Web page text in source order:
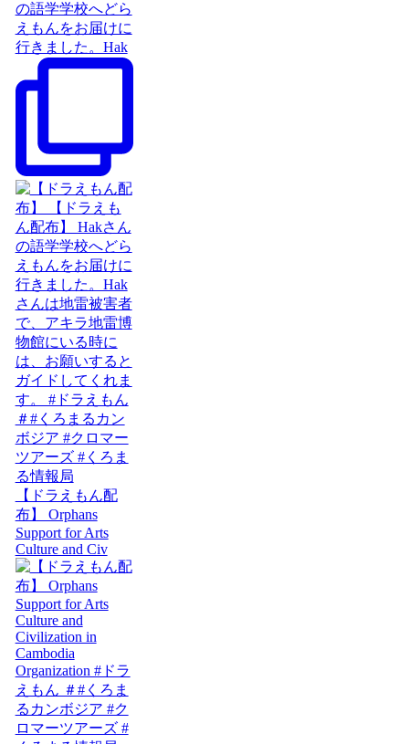
の語学学校へどら
えもんをお届けに
行きました。Hak
【ドラえもん配
布】 Orphans
Support for Arts
Culture and Civ